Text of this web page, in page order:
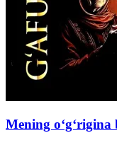
Mening o‘g‘rigina